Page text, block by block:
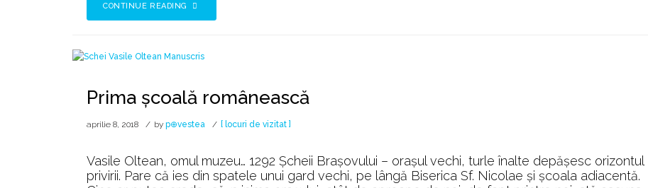
CONTINUE READING
Prima școală românească
aprilie 8, 2018 by p⊕vestea [ locuri de vizitat ]
Vasile Oltean, omul muzeu… 1292 Șcheii Brașovului – orașul vechi, turle înalte depășesc orizontul
privirii. Pare că ies din spatele unui gard vechi, pe lângă Biserica Sf. Nicolae și școala adiacentă.